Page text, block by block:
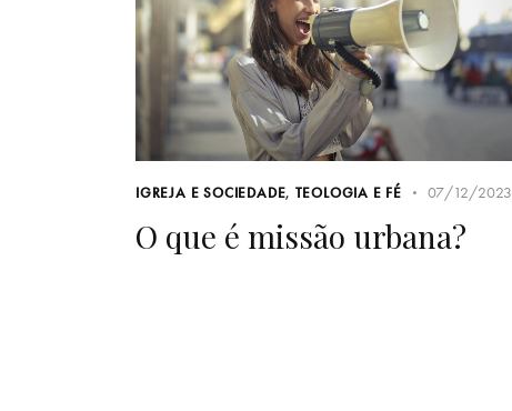
IGREJA E SOCIEDADE, TEOLOGIA E FÉ 07/12/2023
O que é missão urbana?